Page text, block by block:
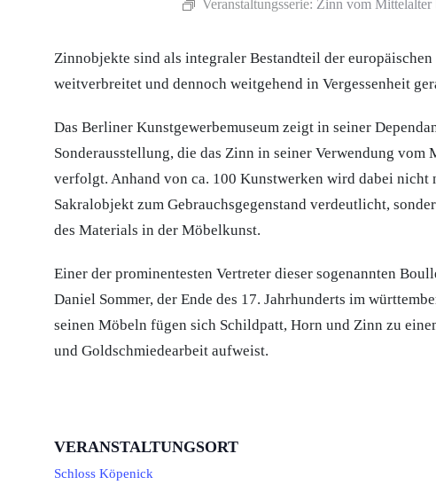
Veranstaltungsserie: Zinn vom Mittelalter
Zinnobjekte sind als integraler Bestandteil der
weitverbreitet und dennoch weitgehend in Vergessenheit
Das Berliner Kunstgewerbemuseum zeigt in seiner
Sonderausstellung, die das Zinn in seiner Verwendung
verfolgt. Anhand von ca. 100 Kunstwerken wird dabei
Sakralobjekt zum Gebrauchsgegenstand verdeutlicht,
des Materials in der Möbelkunst.
Einer der prominentesten Vertreter dieser sogenannten
Daniel Sommer, der Ende des 17. Jahrhunderts im
seinen Möbeln fügen sich Schildpatt, Horn und Zinn zu
und Goldschmiedearbeit aufweist.
VERANSTALTUNGSORT
Schloss Köpenick